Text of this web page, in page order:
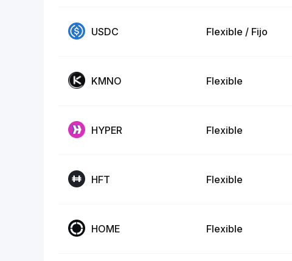
USDC Flexible / Fijo
KMNO Flexible
HYPER Flexible
HFT Flexible
HOME Flexible